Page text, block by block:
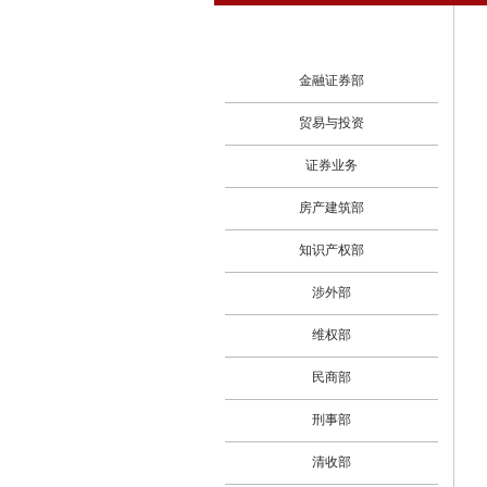
金融证券部
贸易与投资
证券业务
房产建筑部
知识产权部
涉外部
维权部
民商部
刑事部
清收部